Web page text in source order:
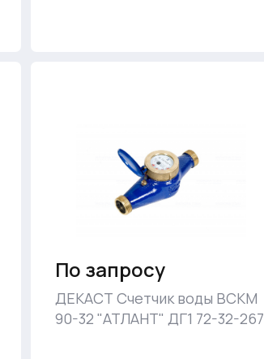
По запросу
ДЕКАСТ Счетчик воды ВСКМ
90-32 "АТЛАНТ" ДГ1 72-32-267